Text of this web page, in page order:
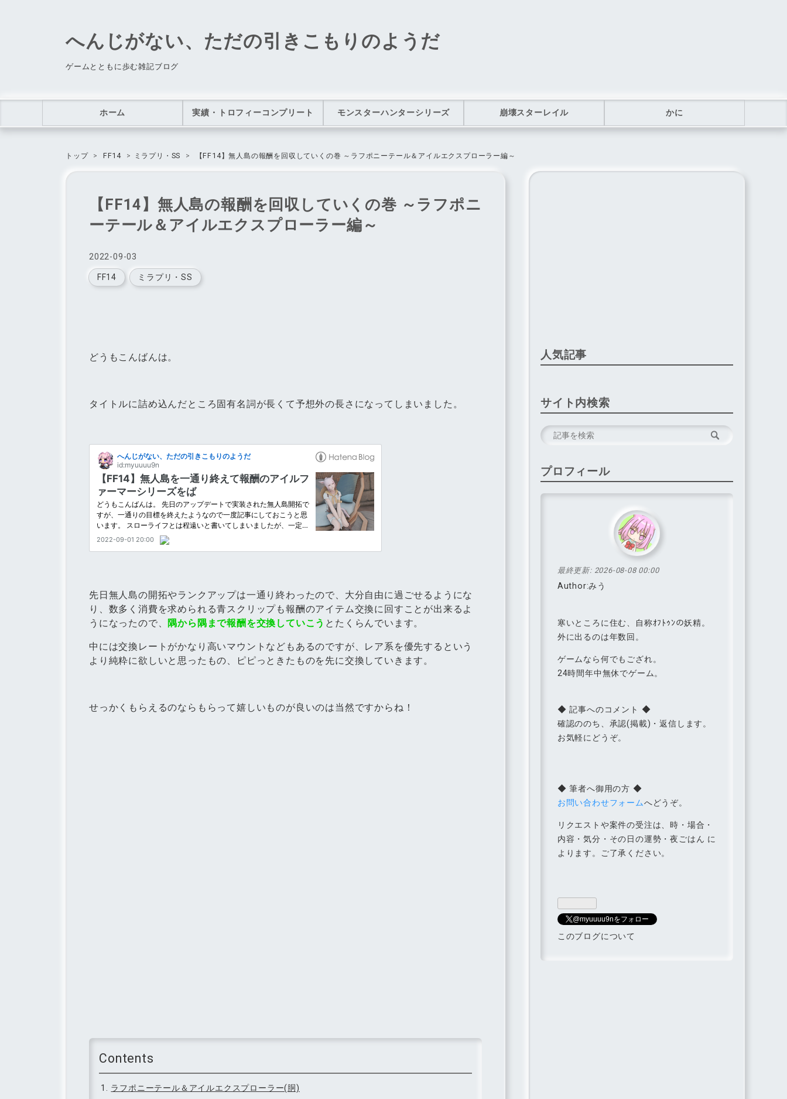
へんじがない、ただの引きこもりのようだ
ゲームとともに歩む雑記ブログ
ホーム 実績・トロフィーコンプリート モンスターハンターシリーズ 崩壊スターレイル かに
トップ > FF14 > ミラプリ・SS > 【FF14】無人島の報酬を回収していくの巻 ～ラフポニーテール＆アイルエクスプローラー編～
2022-09-03
【FF14】無人島の報酬を回収していくの巻 ～ラフポニ
ーテール＆アイルエクスプローラー編～
FF14 ミラプリ・SS
どうもこんばんは。
タイトルに詰め込んだところ固有名詞が長くて予想外の長さになってしまいました。
先日無人島の開拓やランクアップは一通り終わったので、大分自由に過ごせるようにな
り、数多く消費を求められる青スクリップも報酬のアイテム交換に回すことが出来るよ
うになったので、 隅から隅まで報酬を交換していこう とたくらんでいます。
中には交換レートがかなり高いマウントなどもあるのですが、レア系を優先するという
より純粋に欲しいと思ったもの、ピピっときたものを先に交換していきます。
せっかくもらえるのならもらって嬉しいものが良いのは当然ですからね！
ラフポニーテール＆アイルエクスプローラー(胴)
人気記事
サイト内検索
プロフィール
最終更新: 2026-08-08 00:00
Author:みう
寒いところに住む、自称ｵﾌﾄｩﾝの妖精。
外に出るのは年数回。
ゲームなら何でもござれ。
24時間年中無休でゲーム。
◆ 記事へのコメント ◆
確認ののち、承認(掲載)・返信します。
お気軽にどうぞ。
◆ 筆者へ御用の方 ◆
お問い合わせフォームへどうぞ。
リクエストや案件の受注は、時・場合・
内容・気分・その日の運勢・夜ごはん に
よります。ご了承ください。
@myuuuu9nをフォロー
このブログについて